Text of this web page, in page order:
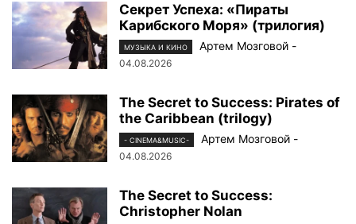
Секрет Успеха: «Пираты
Карибского Моря» (трилогия)
МУЗЫКА И КИНО Артем Мозговой -
04.08.2026
The Secret to Success: Pirates of
the Caribbean (trilogy)
- CINEMA&MUSIC- Артем Мозговой -
04.08.2026
The Secret to Success:
Christopher Nolan